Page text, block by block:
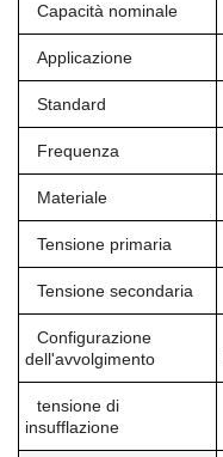
Capacità nominale
Applicazione
Standard
Frequenza
Materiale
Tensione primaria
Tensione secondaria
Configurazione
dell'avvolgimento
tensione di
insufflazione